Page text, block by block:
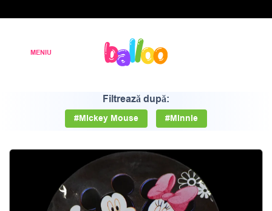
Filtrează după:
#Mickey Mouse #Minnie